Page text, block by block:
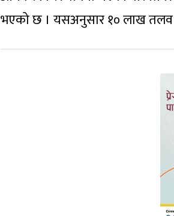
भएको छ । यसअनुसार १० लाख तलव